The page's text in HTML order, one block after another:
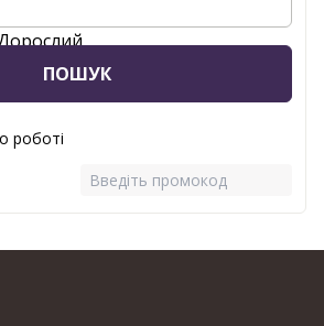
ПОШУК
роботі
Введіть промокод